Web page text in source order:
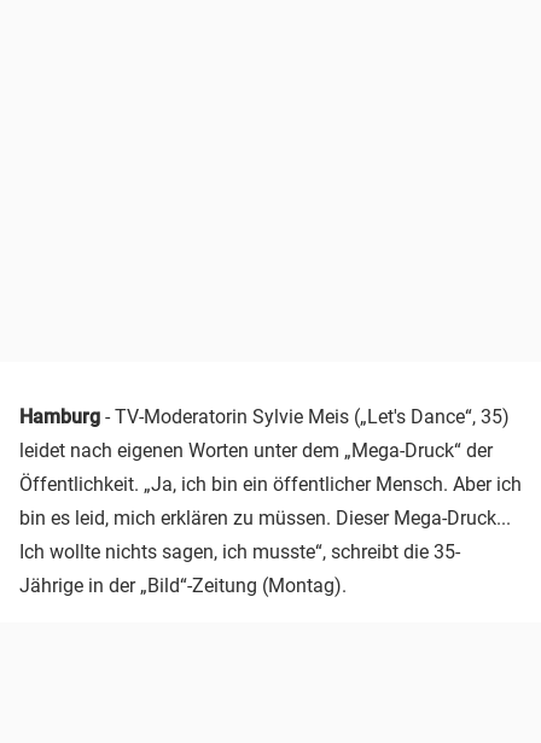
Hamburg - TV-Moderatorin Sylvie Meis („Let's Dance“, 35)
leidet nach eigenen Worten unter dem „Mega-Druck“ der
Öffentlichkeit. „Ja, ich bin ein öffentlicher Mensch. Aber ich
bin es leid, mich erklären zu müssen. Dieser Mega-Druck...
Ich wollte nichts sagen, ich musste“, schreibt die 35-
Jährige in der „Bild“-Zeitung (Montag).